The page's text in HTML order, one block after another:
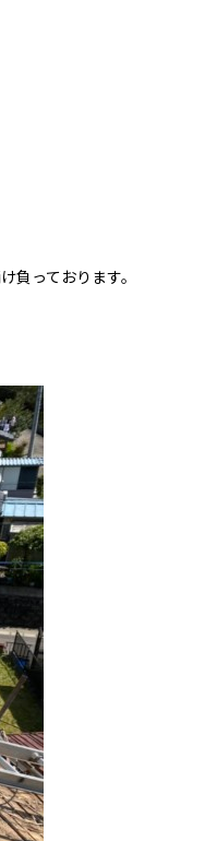
負っております。